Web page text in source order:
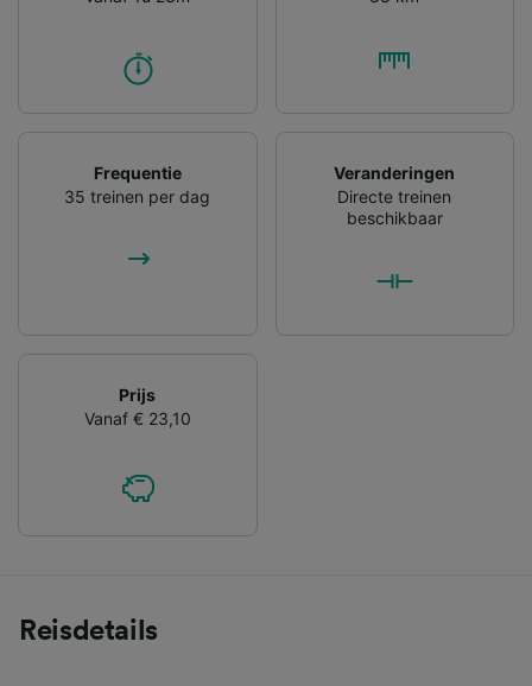
Frequentie
35 treinen per dag
Veranderingen
Directe treinen
beschikbaar
Prijs
Vanaf € 23,10
Reisdetails